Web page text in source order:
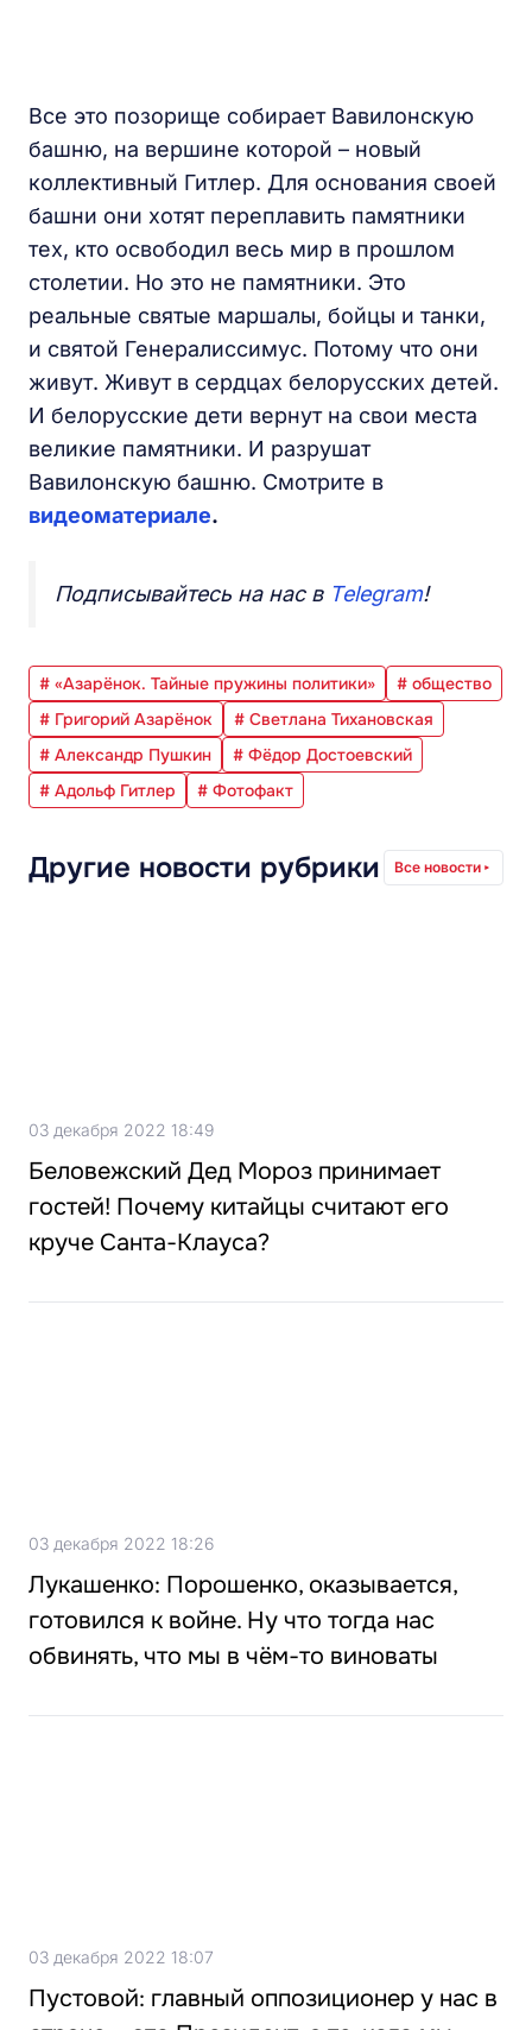
Все это позорище собирает Вавилонскую
башню, на вершине которой – новый
коллективный Гитлер. Для основания своей
башни они хотят переплавить памятники
тех, кто освободил весь мир в прошлом
столетии. Но это не памятники. Это
реальные святые маршалы, бойцы и танки,
и святой Генералиссимус. Потому что они
живут. Живут в сердцах белорусских детей.
И белорусские дети вернут на свои места
великие памятники. И разрушат
Вавилонскую башню. Смотрите в
видеоматериале.
Подписывайтесь на нас в Telegram!
# «Азарёнок. Тайные пружины политики»
# общество
# Григорий Азарёнок
# Светлана Тихановская
# Александр Пушкин
# Фёдор Достоевский
# Адольф Гитлер
# Фотофакт
Другие новости рубрики Все новости
03 декабря 2022 18:49
Беловежский Дед Мороз принимает
гостей! Почему китайцы считают его
круче Санта-Клауса?
03 декабря 2022 18:26
Лукашенко: Порошенко, оказывается,
готовился к войне. Ну что тогда нас
обвинять, что мы в чём-то виноваты
03 декабря 2022 18:07
Пустовой: главный оппозиционер у нас в